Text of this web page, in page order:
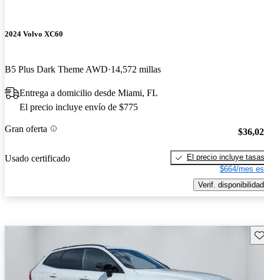
2024 Volvo XC60
B5 Plus Dark Theme AWD 14,572 millas
Entrega a domicilio desde Miami, FL
El precio incluye envío de $775
Gran oferta
Usado certificado
El precio incluye tasas
$664/mes
Verif. disponibilidad